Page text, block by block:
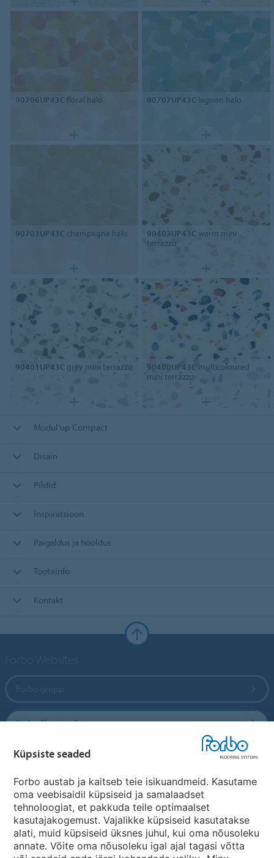
90706UP43C floral halo 90707UP43C lagoon halo
90703UP43C champagne halo 90403UP43C warm mini
terrazzo
90401UP43C grey mini terrazzo 90400UP43C multicoloured
mini terrazzo
Modul'up Compact
Disain
Pildid
Inspiratsioon
Paigaldus ja hooldus
Tooteinfo
Kontakt
Forbo Flooring Systems
Forbo Movement Systems
Riikide saidid
Vali oma riik
Küpsiste seaded
Forbo austab ja kaitseb teie isikuandmeid. Kasutame
oma veebisaidil küpsiseid ja samalaadset
tehnoloogiat, et pakkuda teile optimaalset
kasutajakogemust. Vajalikke küpsiseid kasutatakse
alati, muid küpsiseid üksnes juhul, kui oma nõusoleku
annate. Võite oma nõusoleku igal ajal tagasi võtta